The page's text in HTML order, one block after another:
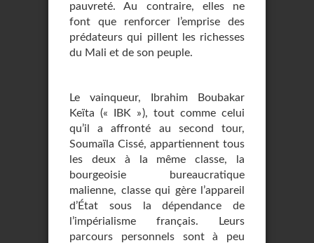
pauvreté. Au contraire, elles ne
font que renforcer l’emprise des
prédateurs qui pillent les richesses
du Mali et de son peuple.
Le vainqueur, Ibrahim Boubakar
Keïta (« IBK »), tout comme celui
qu’il a affronté au second tour,
Soumaïla Cissé, appartiennent tous
les deux à la même classe, la
bourgeoisie bureaucratique
malienne, classe qui gère l’appareil
d’État sous la dépendance de
l’impérialisme français. Leurs
parcours personnels sont à peu